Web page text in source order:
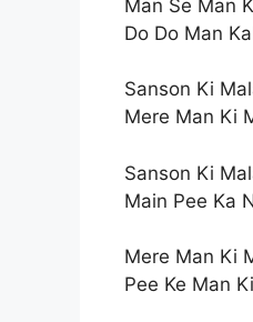
Man Se Man
Do Do Man
Sanson Ki
Mere Man Ki
Sanson Ki
Main Pee Ka
Mere Man Ki
Pee Ke Man